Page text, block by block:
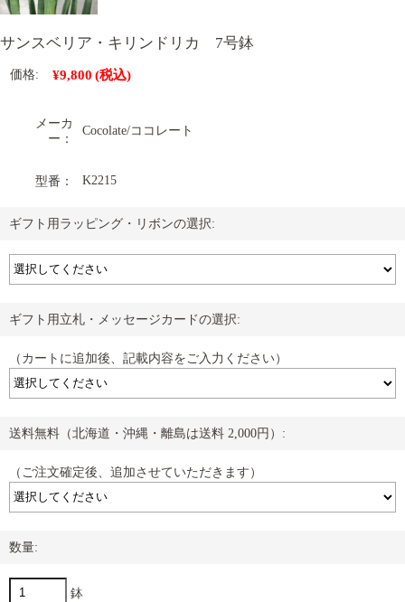
サンスベリア・キリンドリカ 7号鉢
価格: ¥9,800 (税込)
メーカ
ー：
Cocolate/ココレート
型番： K2215
ギフト用ラッピング・リボンの選択:
ギフト用立札・メッセージカードの選択:
（カートに追加後、記載内容をご入力ください）
送料無料（北海道・沖縄・離島は送料 2,000円）:
（ご注文確定後、追加させていただきます）
数量:
鉢